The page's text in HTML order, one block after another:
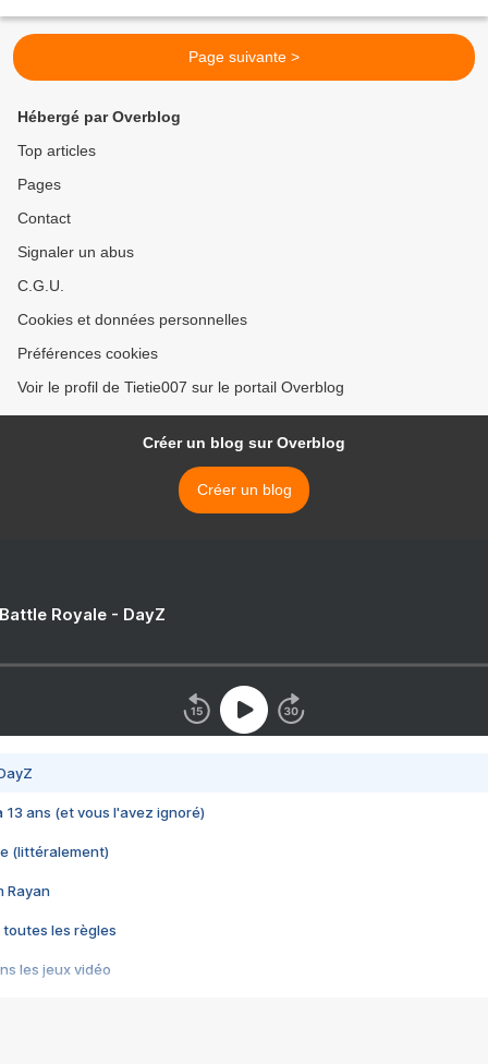
Page suivante >
Hébergé par Overblog
Top articles
Pages
Contact
Signaler un abus
C.G.U.
Cookies et données personnelles
Préférences cookies
Voir le profil de Tietie007 sur le portail Overblog
Créer un blog sur Overblog
Créer un blog
Royale - DayZ
13 ans (et vous l'avez ignoré)
(littéralement)
Rayan
toutes les règles
les jeux vidéo